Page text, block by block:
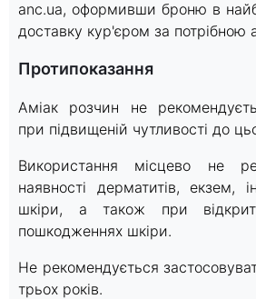
anc.ua, оформивши броню в
доставку кур'єром за потрібною
Протипоказання
Аміак розчин не
при підвищеній чутливості до
Використання місцево не
наявності дерматитів, екзем,
шкіри, а також при
пошкодженнях шкіри.
Не рекомендується
трьох років.